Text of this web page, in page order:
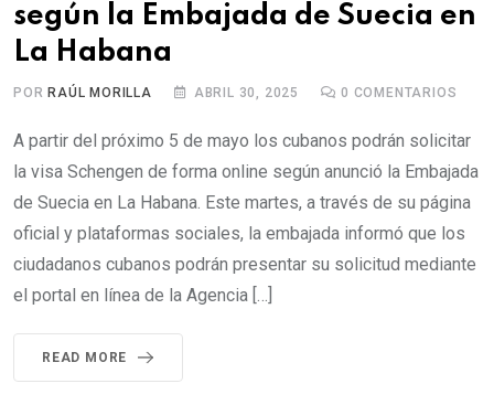
según la Embajada de Suecia en
La Habana
POR RAÚL MORILLA ABRIL 30, 2025 0 COMENTARIOS
A partir del próximo 5 de mayo los cubanos podrán solicitar
la visa Schengen de forma online según anunció la Embajada
de Suecia en La Habana. Este martes, a través de su página
oficial y plataformas sociales, la embajada informó que los
ciudadanos cubanos podrán presentar su solicitud mediante
el portal en línea de la Agencia […]
READ MORE